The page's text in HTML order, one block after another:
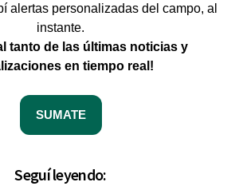
alertas personalizadas del campo, al
instante.
tanto de las últimas noticias y
en tiempo real!
SUMATE
Seguí leyendo: